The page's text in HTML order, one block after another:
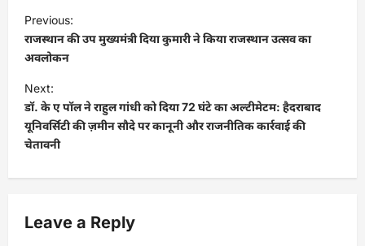
o
s
t
n
a
g
Previous:
राजस्थान की उप मुख्यमंत्री दिया कुमारी ने किया राजस्थान उत्सव का
अवलोकन
Next:
डॉ. के ए पॉल ने राहुल गांधी को दिया 72 घंटे का अल्टीमेटम: हैदराबाद
यूनिवर्सिटी की ज़मीन सौदे पर कानूनी और राजनीतिक कार्रवाई की
चेतावनी
Leave a Reply